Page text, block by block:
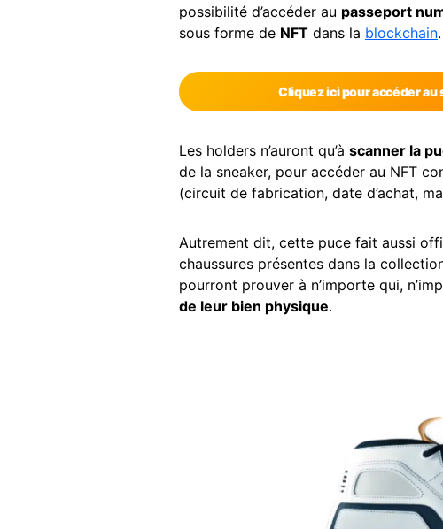
possibilité d’accéder au passeport
sous forme de NFT dans la blockchain.
Cliquez ici pour accéder au
Les holders n’auront qu’à scanner la
de la sneaker, pour accéder au NFT
(circuit de fabrication, date d’achat,
Autrement dit, cette puce fait aussi
chaussures présentes dans la
pourront prouver à n’importe qui,
de leur bien physique.